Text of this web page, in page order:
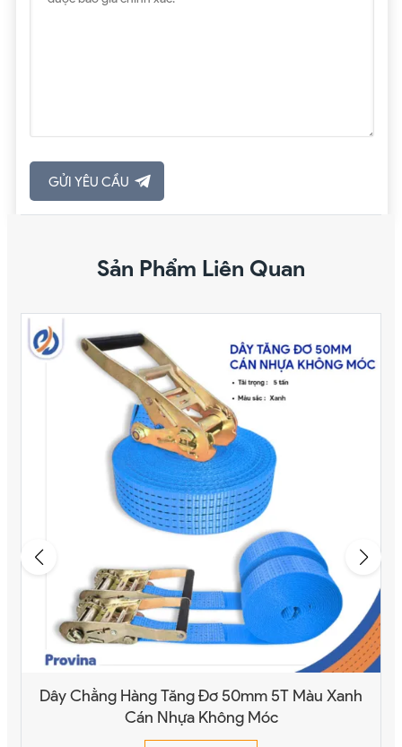
Sản Phẩm Liên Quan
Dây Chằng Hàng Tăng Đơ 50mm 5T Màu Xanh
Cán Nhựa Không Móc